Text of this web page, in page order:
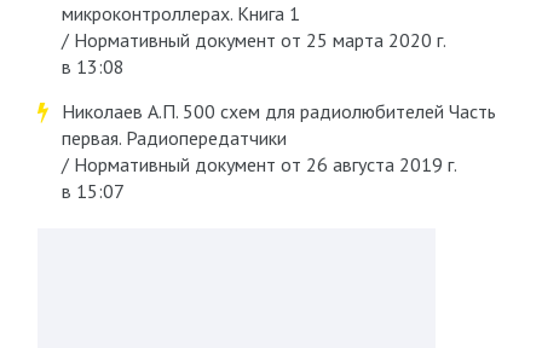
микроконтроллерах. Книга 1
/ Нормативный документ от 25 марта 2020 г.
в 13:08
Николаев А.П. 500 схем для радиолюбителей Часть
первая. Радиопередатчики
/ Нормативный документ от 26 августа 2019 г.
в 15:07